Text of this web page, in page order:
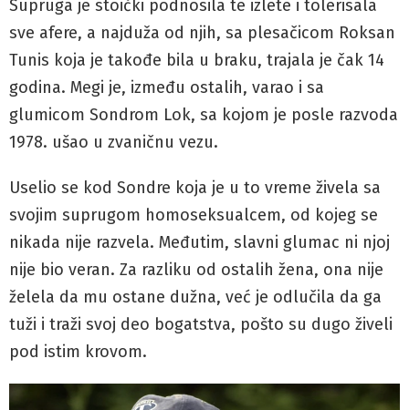
Supruga je stoički podnosila te izlete i tolerisala
sve afere, a najduža od njih, sa plesačicom Roksan
Tunis koja je takođe bila u braku, trajala je čak 14
godina. Megi je, između ostalih, varao i sa
glumicom Sondrom Lok, sa kojom je posle razvoda
1978. ušao u zvaničnu vezu.
Uselio se kod Sondre koja je u to vreme živela sa
svojim suprugom homoseksualcem, od kojeg se
nikada nije razvela. Međutim, slavni glumac ni njoj
nije bio veran. Za razliku od ostalih žena, ona nije
želela da mu ostane dužna, već je odlučila da ga
tuži i traži svoj deo bogatstva, pošto su dugo živeli
pod istim krovom.